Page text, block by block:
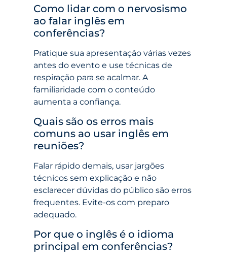
Como lidar com o nervosismo
ao falar inglês em
conferências?
Pratique sua apresentação várias vezes
antes do evento e use técnicas de
respiração para se acalmar. A
familiaridade com o conteúdo
aumenta a confiança.
Quais são os erros mais
comuns ao usar inglês em
reuniões?
Falar rápido demais, usar jargões
técnicos sem explicação e não
esclarecer dúvidas do público são erros
frequentes. Evite-os com preparo
adequado.
Por que o inglês é o idioma
principal em conferências?